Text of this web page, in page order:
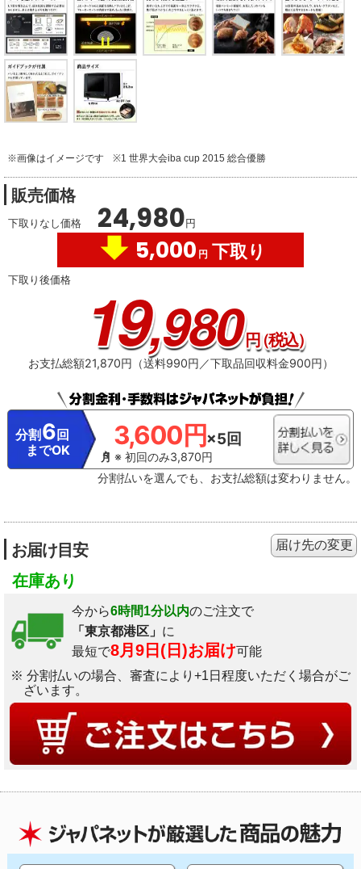
※画像はイメージです ※1 世界⼤会iba cup 2015 総合優勝
販売価格
下取りなし価格 24,980円
5,000 円 下取り
下取り後価格 19,980円（税込）
お支払総額21,870円（送料990円／下取品回収料金900円）
分割 6 回
までOK
3,600円×5回
※ 初回のみ3,870円
分割払いを選んでも、お支払総額は変わりません。
お届け目安
在庫あり
今から6時間1分以内のご注文で
「東京都港区」 に
最短で8月9日(日)お届け可能
※ 分割払いの場合、審査により+1日程度いただく場合がご
ざいます。
届け先の変更